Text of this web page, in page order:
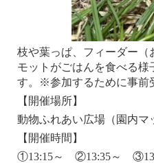
枝や葉っぱ、フィーダー
モットがごはんを食べる
す。※参加するために事前
【開催場所】
動物ふれあい広場（園内マ
【開催時間】
①13:15～ ②13:35～